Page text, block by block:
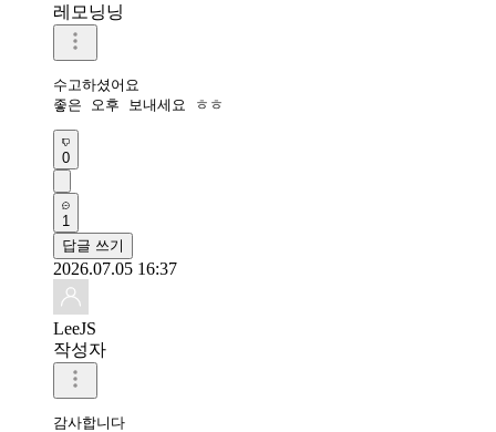
레모닝닝
수고하셨어요
좋은 오후 보내세요 ㅎㅎ
0
1
답글 쓰기
2026.07.05 16:37
LeeJS
작성자
감사합니다